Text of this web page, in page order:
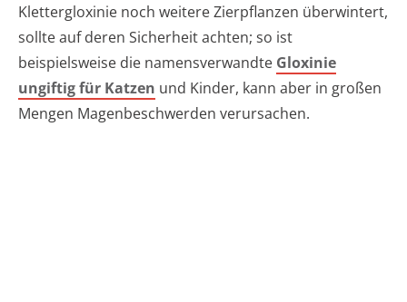
Klettergloxinie noch weitere Zierpflanzen überwintert,
sollte auf deren Sicherheit achten; so ist
beispielsweise die namensverwandte Gloxinie
ungiftig für Katzen und Kinder, kann aber in großen
Mengen Magenbeschwerden verursachen.